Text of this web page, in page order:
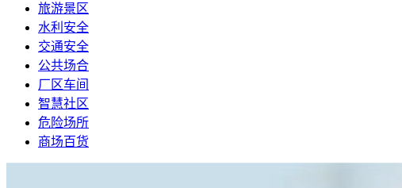
旅游景区
水利安全
交通安全
公共场合
厂区车间
智慧社区
危险场所
商场百货